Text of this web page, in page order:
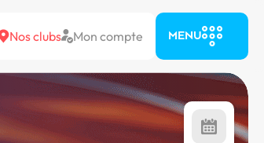
Nos clubs Mon compte MENU